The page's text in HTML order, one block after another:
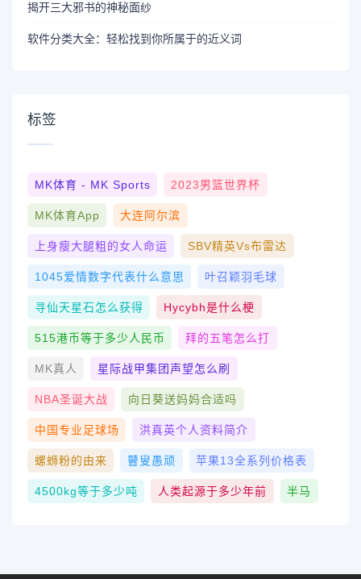
揭开三大邪书的神秘面纱
软件分类大全：轻松找到你所属于的近义词
标签
MK体育 - MK Sports 2023男篮世界杯
MK体育App 大连阿尔滨
上身瘦大腿粗的女人命运 SBV精英vs布雷达
1045爱情数字代表什么意思 叶召颖羽毛球
寻仙天星石怎么获得 Hycybh是什么梗
515港币等于多少人民币 拜的五笔怎么打
MK真人 星际战甲集团声望怎么刷
NBA圣诞大战 向日葵送妈妈合适吗
中国专业足球场 洪真英个人资料简介
螺蛳粉的由来 瞽叟愚顽 苹果13全系列价格表
4500kg等于多少吨 人类起源于多少年前 半马